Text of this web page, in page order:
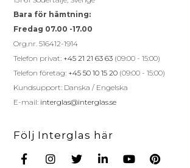
Bara för hämtning:
Fredag 07.00 -17.00
Org.nr. 516412-1914
Telefon privat: +45 21 21 63 63 (09:00 - 15:00)
Telefon företag: +45 50 10 15 20 (09:00 - 15:00)
Kundsupport: Danska / Engelska
E-mail: interglas@interglas.se
Följ Interglas här